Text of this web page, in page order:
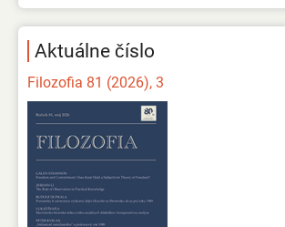
Aktuálne číslo
Filozofia 81 (2026), 3